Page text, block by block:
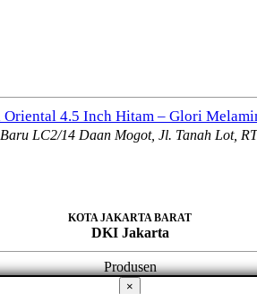
4.5 Inch Hitam – Glori
LC2/14 Daan Mogot, Jl. Tanah Lot,
KOTA JAKARTA BARAT
DKI Jakarta
Produsen
×